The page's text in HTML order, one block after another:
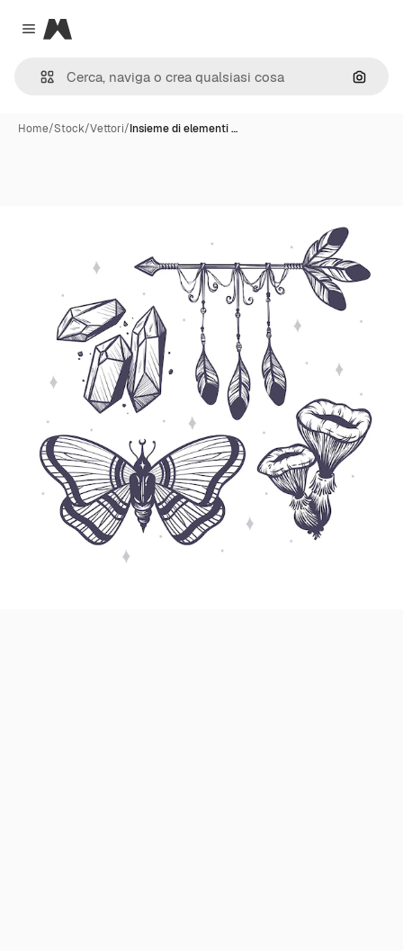
Close menu
Magnific
Cerca
Home/Stock/Vettori/Insieme di elementi …